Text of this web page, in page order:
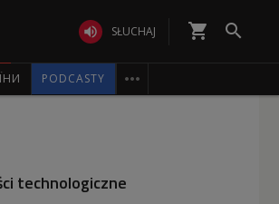
 SŁUCHAJ shopping_cart 
PODCASTY 
technologiczne